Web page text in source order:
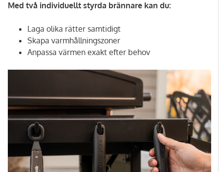
Med två individuellt styrda brännare kan du:
Laga olika rätter samtidigt
Skapa varmhållningszoner
Anpassa värmen exakt efter behov